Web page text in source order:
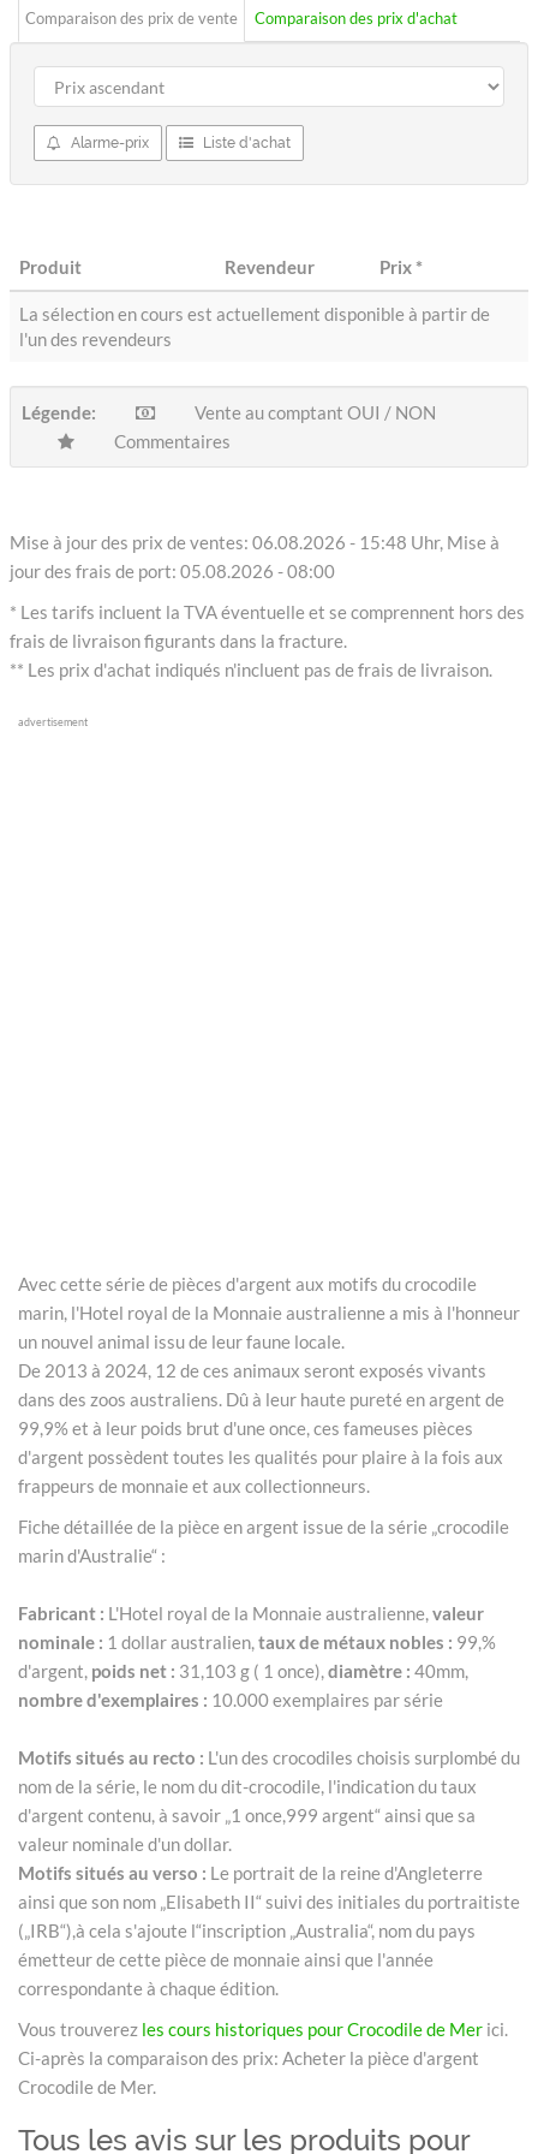
Comparaison des prix de vente Comparaison des prix d'achat
Alarme-prix Liste d'achat
Produit Revendeur Prix*
La sélection en cours est actuellement disponible à partir de
l'un des revendeurs
Légende:
Vente au comptant OUI / NON
Commentaires
Mise à jour des prix de ventes: 06.08.2026 - 15:48 Uhr, Mise à
jour des frais de port: 05.08.2026 - 08:00
* Les tarifs incluent la TVA éventuelle et se comprennent hors des
frais de livraison figurants dans la fracture.
** Les prix d'achat indiqués n'incluent pas de frais de livraison.
advertisement
Avec cette série de pièces d'argent aux motifs du crocodile
marin, l'Hotel royal de la Monnaie australienne a mis à l'honneur
un nouvel animal issu de leur faune locale.
De 2013 à 2024, 12 de ces animaux seront exposés vivants
dans des zoos australiens. Dû à leur haute pureté en argent de
99,9% et à leur poids brut d'une once, ces fameuses pièces
d'argent possèdent toutes les qualités pour plaire à la fois aux
frappeurs de monnaie et aux collectionneurs.
Fiche détaillée de la pièce en argent issue de la série „crocodile
marin d'Australie“ :
Fabricant : L'Hotel royal de la Monnaie australienne,valeur
nominale : 1 dollar australien,taux de métaux nobles : 99,%
d'argent, poids net : 31,103 g ( 1 once),diamètre : 40mm,
nombre d'exemplaires : 10.000 exemplaires par série
Motifs situés au recto : L'un des crocodiles choisis surplombé du
nom de la série, le nom du dit-crocodile, l'indication du taux
d'argent contenu, à savoir „1 once,999 argent“ ainsi que sa
valeur nominale d'un dollar.
Motifs situés au verso : Le portrait de la reine d'Angleterre
ainsi que son nom „Elisabeth II“ suivi des initiales du portraitiste
(„IRB“),à cela s'ajoute l“inscription „Australia“, nom du pays
émetteur de cette pièce de monnaie ainsi que l'année
correspondante à chaque édition.
Vous trouverez les cours historiques pour Crocodile de Mer ici.
Ci-après la comparaison des prix: Acheter la pièce d'argent
Crocodile de Mer.
Tous les avis sur les produits pour